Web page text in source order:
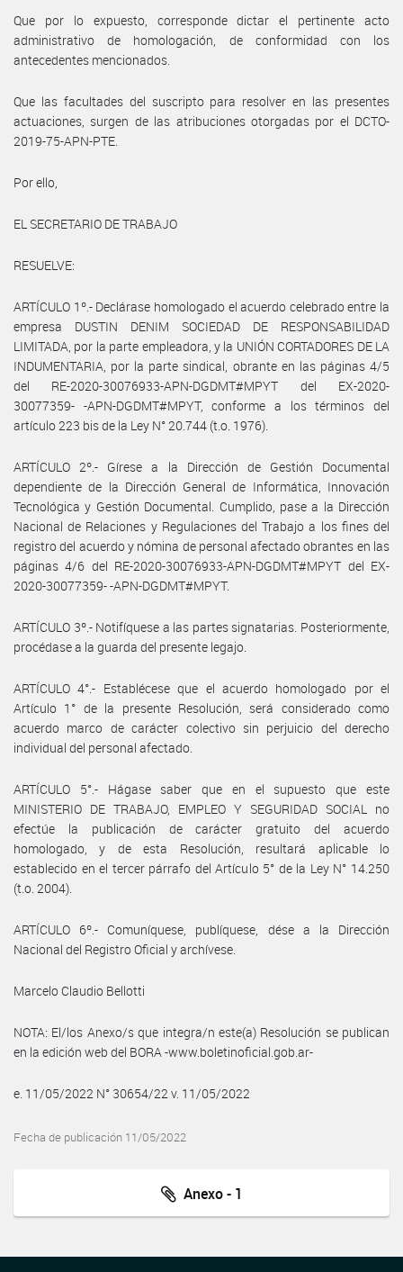
Que por lo expuesto, corresponde dictar el pertinente acto
administrativo de homologación, de conformidad con los
antecedentes mencionados.
Que las facultades del suscripto para resolver en las presentes
actuaciones, surgen de las atribuciones otorgadas por el DCTO-
2019-75-APN-PTE.
Por ello,
EL SECRETARIO DE TRABAJO
RESUELVE:
ARTÍCULO 1º.- Declárase homologado el acuerdo celebrado entre la
empresa DUSTIN DENIM SOCIEDAD DE RESPONSABILIDAD
LIMITADA, por la parte empleadora, y la UNIÓN CORTADORES DE LA
INDUMENTARIA, por la parte sindical, obrante en las páginas 4/5
del RE-2020-30076933-APN-DGDMT#MPYT del EX-2020-
30077359- -APN-DGDMT#MPYT, conforme a los términos del
artículo 223 bis de la Ley N° 20.744 (t.o. 1976).
ARTÍCULO 2º.- Gírese a la Dirección de Gestión Documental
dependiente de la Dirección General de Informática, Innovación
Tecnológica y Gestión Documental. Cumplido, pase a la Dirección
Nacional de Relaciones y Regulaciones del Trabajo a los fines del
registro del acuerdo y nómina de personal afectado obrantes en las
páginas 4/6 del RE-2020-30076933-APN-DGDMT#MPYT del EX-
2020-30077359- -APN-DGDMT#MPYT.
ARTÍCULO 3º.- Notifíquese a las partes signatarias. Posteriormente,
procédase a la guarda del presente legajo.
ARTÍCULO 4°.- Establécese que el acuerdo homologado por el
Artículo 1° de la presente Resolución, será considerado como
acuerdo marco de carácter colectivo sin perjuicio del derecho
individual del personal afectado.
ARTÍCULO 5°.- Hágase saber que en el supuesto que este
MINISTERIO DE TRABAJO, EMPLEO Y SEGURIDAD SOCIAL no
efectúe la publicación de carácter gratuito del acuerdo
homologado, y de esta Resolución, resultará aplicable lo
establecido en el tercer párrafo del Artículo 5° de la Ley N° 14.250
(t.o. 2004).
ARTÍCULO 6º.- Comuníquese, publíquese, dése a la Dirección
Nacional del Registro Oficial y archívese.
Marcelo Claudio Bellotti
NOTA: El/los Anexo/s que integra/n este(a) Resolución se publican
en la edición web del BORA -www.boletinoficial.gob.ar-
e. 11/05/2022 N° 30654/22 v. 11/05/2022
Fecha de publicación 11/05/2022
Anexo - 1